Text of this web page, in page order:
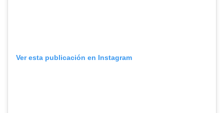
Ver esta publicación en Instagram